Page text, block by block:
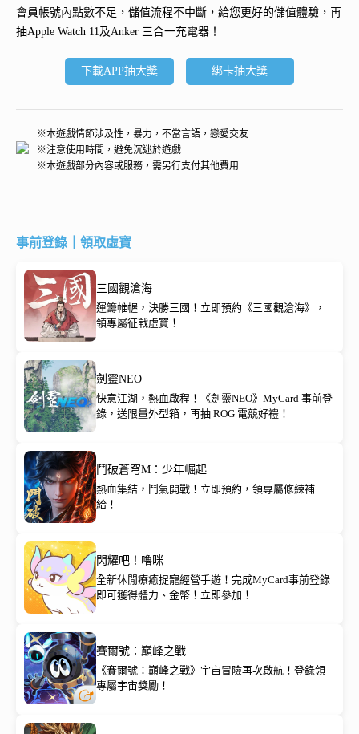
會員帳號內點數不足，儲值流程不中斷，給您更好的儲值體驗，再
抽Apple Watch 11及Anker 三合一充電器 ！
下載APP抽大獎 綁卡抽大獎
※本遊戲情節涉及性，暴力，不當言語，戀愛交友
※注意使用時間，避免沉迷於遊戲
※本遊戲部分內容或服務，需另行支付其他費用
事前登錄｜領取虛寶
三國觀滄海
運籌帷幄，決勝三國！立即預約《三國觀滄海》，
領專屬征戰虛寶！
劍靈NEO
快意江湖，熱血啟程！《劍靈NEO》MyCard 事前登
錄，送限量外型箱，再抽 ROG 電競好禮！
鬥破蒼穹M：少年崛起
熱血集結，鬥氣開戰！立即預約，領專屬修練補
給！
閃耀吧！嚕咪
全新休閒療癒捉寵經營手遊！完成MyCard事前登錄
即可獲得體力、金幣！立即參加！
賽爾號：巔峰之戰
《賽爾號：巔峰之戰》宇宙冒險再次啟航！登錄領
專屬宇宙獎勵！